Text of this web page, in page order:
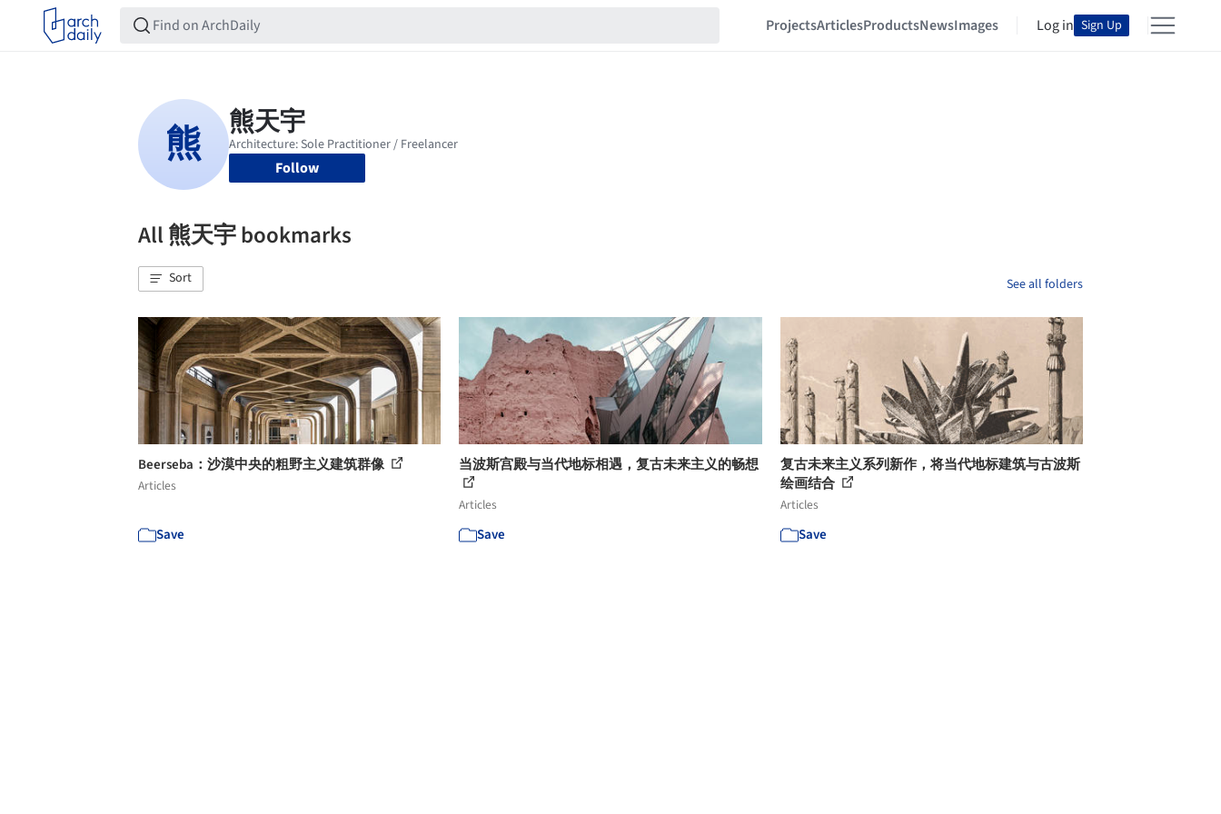
ProjectsArticlesProductsNewsImages Log in Sign Up
Follow
All 熊天宇 bookmarks
Sort See all folders
Beerseba：沙漠中央的粗野主义建筑群像
Articles
Save
当波斯宫殿与当代地标相遇，复古未来主义的畅想
Articles
Save
复古未来主义系列新作，将当代地标建筑与古波斯
绘画结合
Articles
Save